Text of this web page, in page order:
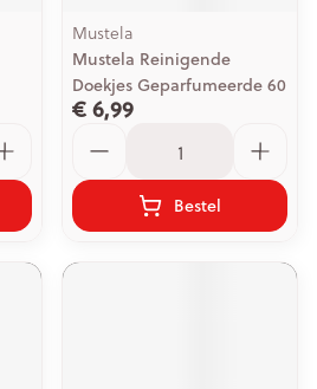
Mustela
Mustela Reinigende
Doekjes Geparfumeerde 60
€ 6,99
Bestel